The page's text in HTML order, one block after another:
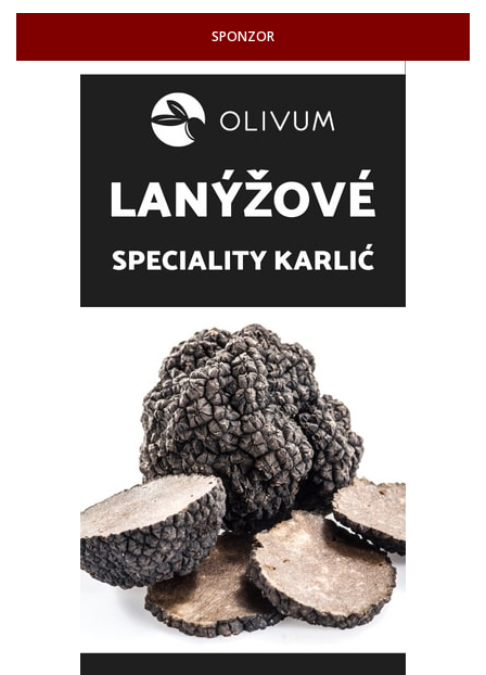
SPONZOR